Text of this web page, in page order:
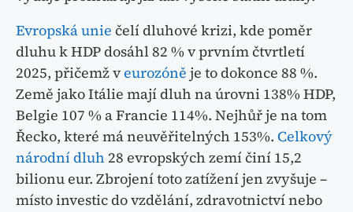
Evropská unie čelí dluhové krizi, kde poměr
dluhu k HDP dosáhl 82 % v prvním čtvrtletí
2025, přičemž veurozóně je to dokonce 88 %.
Země jako Itálie mají dluh na úrovni 138% HDP,
Belgie 107 % a Francie 114%. Nejhůř je na tom
Řecko, které má neuvěřitelných 153%. Celkový
národní dluh 28 evropských zemí činí 15,2
bilionu eur. Zbrojení toto zatížení jen zvyšuje –
místo investic do vzdělání, zdravotnictví nebo